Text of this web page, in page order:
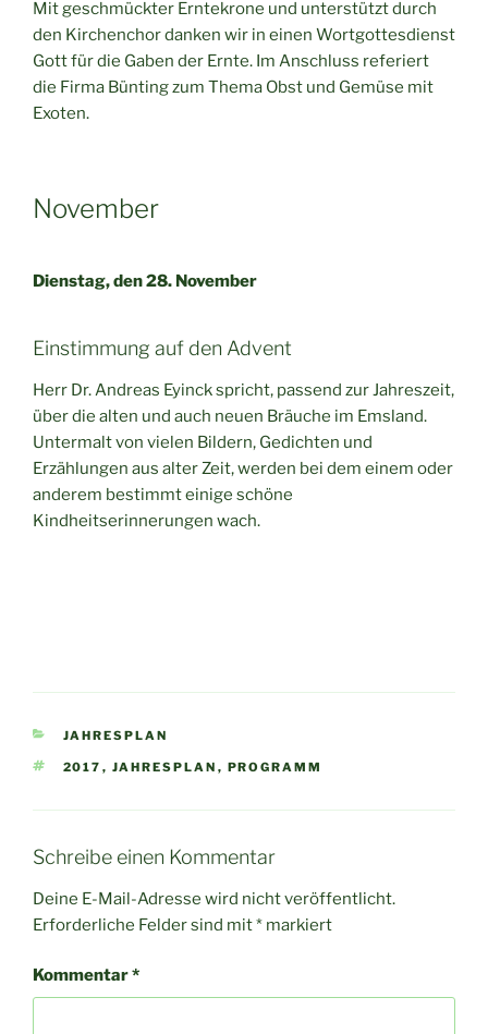
Mit geschmückter Erntekrone und unterstützt durch
den Kirchenchor danken wir in einen Wortgottesdienst
Gott für die Gaben der Ernte. Im Anschluss referiert
die Firma Bünting zum Thema Obst und Gemüse mit
Exoten.
November
Dienstag, den 28. November
Einstimmung auf den Advent
Herr Dr. Andreas Eyinck spricht, passend zur Jahreszeit,
über die alten und auch neuen Bräuche im Emsland.
Untermalt von vielen Bildern, Gedichten und
Erzählungen aus alter Zeit, werden bei dem einem oder
anderem bestimmt einige schöne
Kindheitserinnerungen wach.
KATEGORIEN
JAHRESPLAN
SCHLAGWÖRTER
2017 , JAHRESPLAN , PROGRAMM
Schreibe einen Kommentar
Deine E-Mail-Adresse wird nicht veröffentlicht.
Erforderliche Felder sind mit* markiert
Kommentar*